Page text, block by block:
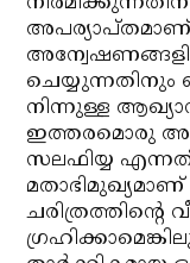
ചെയ്യുന്നതിനും
നിന്നുള്ള
ഇത്തരമൊരു
സലഫിയ്യ